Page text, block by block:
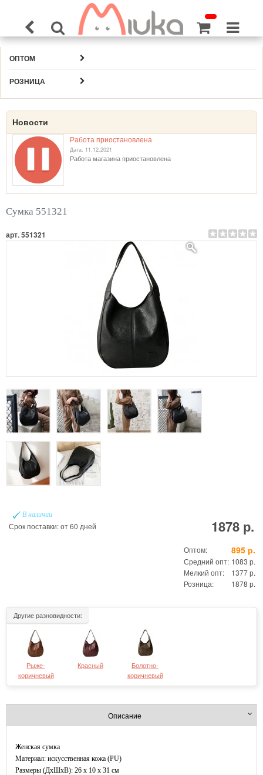
ОПТОМ
РОЗНИЦА
Новости
Работа приостановлена
Дата: 11.12.2021
Работа магазина приостановлена
Сумка 551321
арт. 551321
В наличии
Срок поставки: от 60 дней 1878 р.
Оптом: 895 р.
Средний опт: 1083 р.
Мелкий опт:
1377 р.
Розница:
1878 р.
Другие разновидности:
Рыже-
коричневый
Красный
Болотно-
коричневый
Описание
Женская сумка
Материал: искусственная кожа (PU)
Размеры (ДxШхВ): 26 x 10 x 31 см